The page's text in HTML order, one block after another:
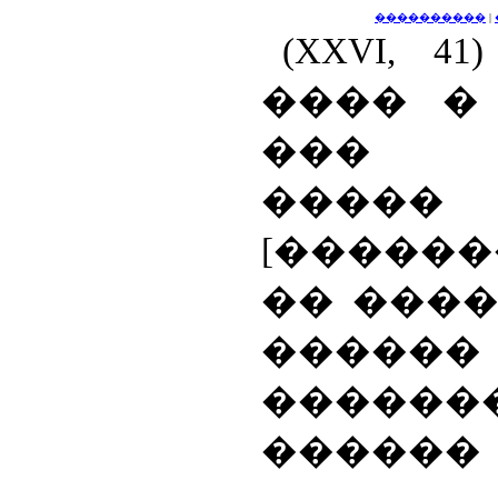
���������� |
(XXVI,
���� �
���
�����
��
������
������